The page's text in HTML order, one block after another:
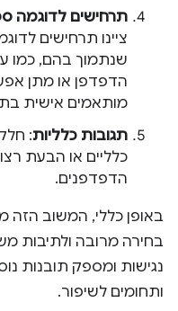
תרחישים לדוגמה
ציינו תרחישים
שנתמוך בהם, כמו
הדפדפן או מתן
מותאמים אישית
תגובות כלליות:
כלליים או הבעת
הדפדפנים.
באופן כללי, המשוב הזה
בחירה מרובה ולתיבות
נגישות ומספק תובנות
ותחומים לשיפור.